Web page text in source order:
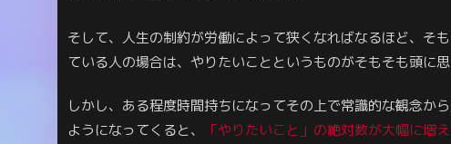
そして、人生の制約が労働によって狭くなればなるほど、そ
ている人の場合は、やりたいことというものがそもそも頭に
しかし、ある程度時間持ちになってその上で常識的な観念か
ようになってくると、
「やりたいこと」の絶対数が大幅に増